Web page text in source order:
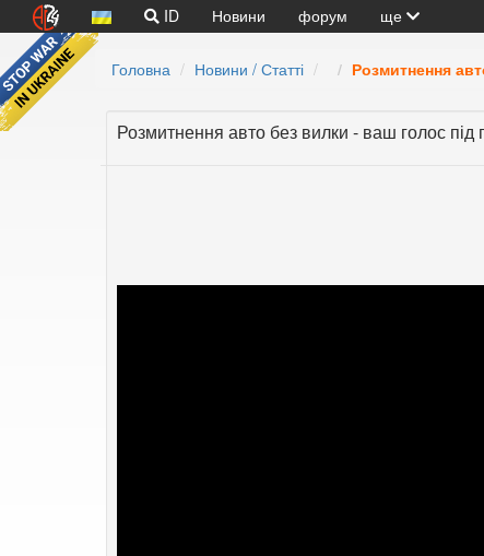
ID Новини форум ще
Головна Новини / Статті Розмитнення
Розмитнення авто без вилки - ваш голос під